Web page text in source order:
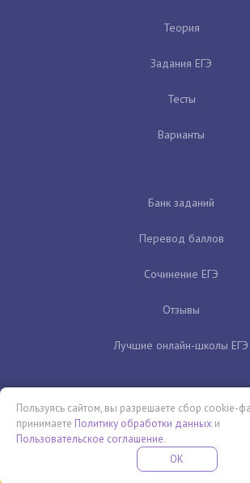
Теория
Задания ЕГЭ
Тесты
Варианты
Банк заданий
Перевод баллов
Сочинение ЕГЭ
Отзывы
Лучшие онлайн-школы ЕГЭ
Бесплатная летняя школа
ПРОВЕДИ ЭТО ЛЕТО С ПОЛЬЗОЙ
Пользуясь сайтом, вы разрешаете сбор cookie-
принимаете Политику обработки данных и
Пользовательское соглашение.
OK